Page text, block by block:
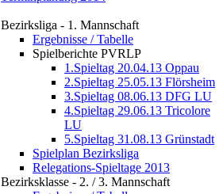
Bezirksliga - 1. Mannschaft
Ergebnisse / Tabelle
Spielberichte PVRLP
1.Spieltag 20.04.13 Oppau
2.Spieltag 25.05.13 Flörsheim
3.Spieltag 08.06.13 DFG LU
4.Spieltag 29.06.13 Tricolore
LU
5.Spieltag 31.08.13 Grünstadt
Spielplan Bezirksliga
Relegations-Spieltage 2013
Bezirksklasse - 2. / 3. Mannschaft